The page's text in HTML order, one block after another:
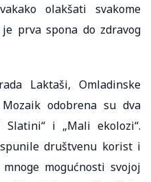
olakšati svakome
prva spona do zdravog
Laktaši, Omladinske
odobrena su dva
i „Mali ekolozi“.
društvenu korist i
mogućnosti svojoj